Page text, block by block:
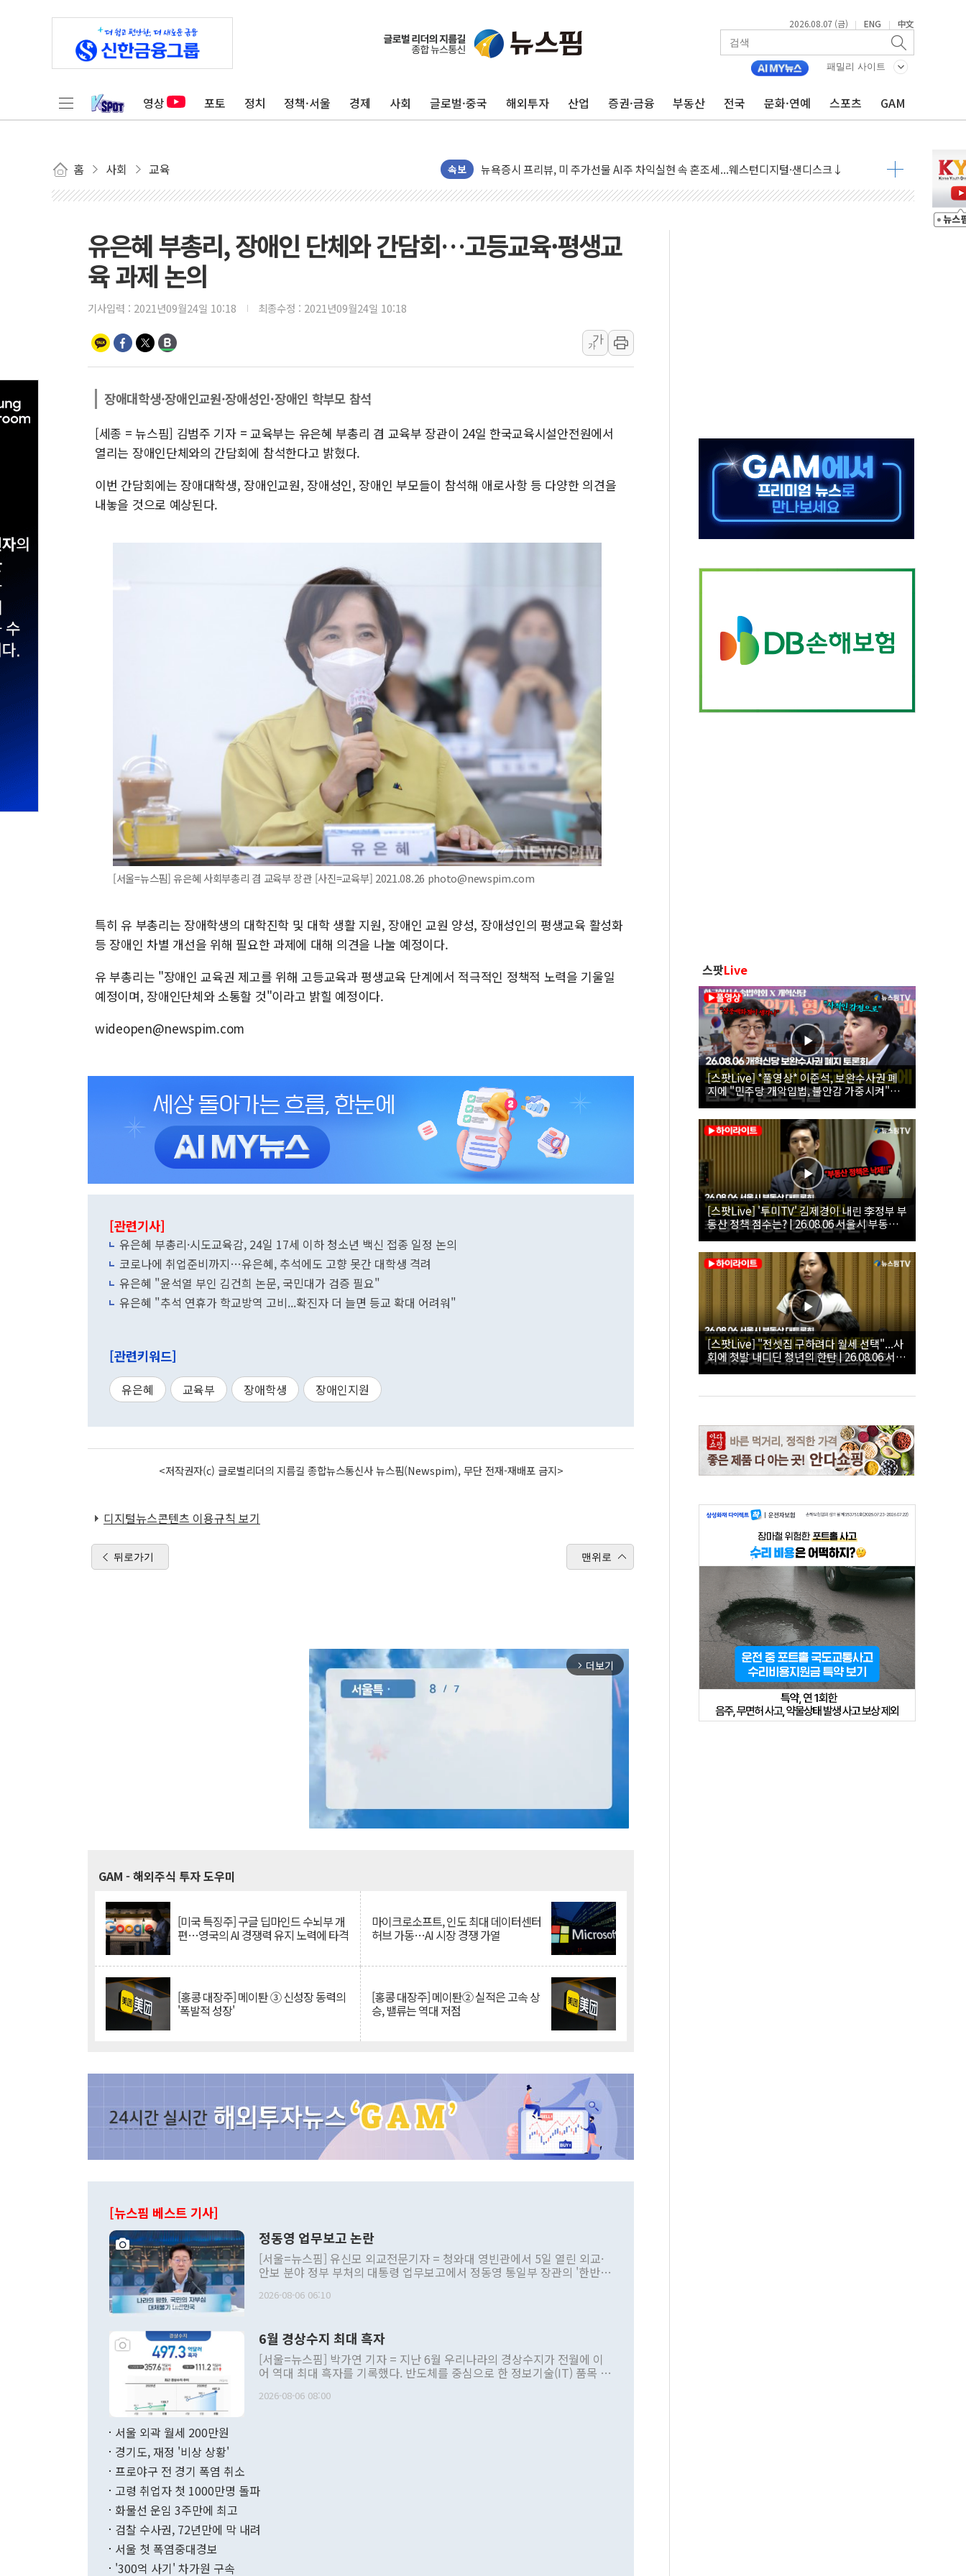
2026.08.07 (금) | ENG | 中文
패밀리 사이트
영상 포토 정치 정책·서울 경제 사회 글로벌·중국 해외투자 산업 증권·금융 부동산 전국 문화·연예 스포츠 GAM
홈 사회 교육 속보
유럽증시, 견조한 실적 소화하며 대부분 상승… "2분기 기업 순이익 21% 증가" 전망
리투아니아 국방 "러, 우크라 드론으로 나토 회원국 공격 검토… 거짓 깃발 작전"
뉴욕증시 개장 전 특징주...모더나·아이온큐·도어대시↑ VS 샌디스크·피그마·앱러빈↓
청와대, 북한 단거리 탄도미사일 발사에 긴급 안보 점검회의
금값 7주 만에 최고…美 고용 둔화·호르무즈 재개방 기대에 강세
러, 1인칭시점 드론으로 우크라 민간인 '사파리' 공격… 시민들 공포감 극대화 전략
[베트남 증시] 지수 하락 속 'DGC' 임시 주총 기대감에 홀로 상한가…마진 잔액은 사상 최고
해군 1함대 창설 80주년…지역과 함께하는 '선봉'의 대민 봉사
[3보] 북, 원산서 동해로 단거리 탄도미사일 1발 발사… 올해 10번째·42일 만 도발
주한미군 "오산기지 누출, 백린 아닌 무해한 표면 부식 물질"
구미 폐염산처리업체서 불 2시간30여분만에 진화...외국인 노동자 숨져
유은혜 부총리, 장애인 단체와 간담회…고등교육·평생교
육 과제 논의
기사입력 : 2021년09월24일 10:18 최종수정 : 2021년09월24일 10:18
가
가
장애대학생·장애인교원·장애성인·장애인 학부모 참석
[세종 = 뉴스핌] 김범주 기자 = 교육부는 유은혜 부총리 겸 교육부 장관이 24일 한국교육시설안전원에서
열리는 장애인단체와의 간담회에 참석한다고 밝혔다.
이번 간담회에는 장애대학생, 장애인교원, 장애성인, 장애인 부모들이 참석해 애로사항 등 다양한 의견을
내놓을 것으로 예상된다.
[서울=뉴스핌] 유은혜 사회부총리 겸 교육부 장관 [사진=교육부] 2021.08.26 photo@newspim.com
특히 유 부총리는 장애학생의 대학진학 및 대학 생활 지원, 장애인 교원 양성, 장애성인의 평생교육 활성화
등 장애인 차별 개선을 위해 필요한 과제에 대해 의견을 나눌 예정이다.
유 부총리는 "장애인 교육권 제고를 위해 고등교육과 평생교육 단계에서 적극적인 정책적 노력을 기울일
예정이며, 장애인단체와 소통할 것"이라고 밝힐 예정이다.
wideopen@newspim.com
[관련기사]
유은혜 부총리·시도교육감, 24일 17세 이하 청소년 백신 접종 일정 논의
코로나에 취업준비까지…유은혜, 추석에도 고향 못간 대학생 격려
유은혜 "윤석열 부인 김건희 논문, 국민대가 검증 필요"
유은혜 "추석 연휴가 학교방역 고비...확진자 더 늘면 등교 확대 어려워"
[관련키워드]
유은혜 교육부 장애학생 장애인지원
<저작권자(c) 글로벌리더의 지름길 종합뉴스통신사 뉴스핌(Newspim), 무단 전재-재배포 금지>
디지털뉴스콘텐츠 이용규칙 보기
뒤로가기 맨위로
arrow_forward_ios 더보기
GAM - 해외주식 투자 도우미
[미국 특징주] 구글 딥마인드 수뇌부 개
편…영국의 AI 경쟁력 유지 노력에 타격
마이크로소프트, 인도 최대 데이터센터
허브 가동…AI 시장 경쟁 가열
[홍콩 대장주] 메이퇀 ③ 신성장 동력의
'폭발적 성장'
[홍콩 대장주] 메이퇀② 실적은 고속 상
승, 밸류는 역대 저점
[뉴스핌 베스트 기사]
정동영 업무보고 논란
[서울=뉴스핌] 유신모 외교전문기자 = 청와대 영빈관에서 5일 열린 외교·
안보 분야 정부 부처의 대통령 업무보고에서 정동영 통일부 장관의 '한반도
발언 중에는 정부 내 조율을 거치지 않은 사안을 정책으로 추진하겠다고 공
주의적 희망에 근거한 비현실적 구상'이라는 비판을 내놨다. 그동안 정 장
관의 대북 정책 관련 발언이 물의를 빚은 적은 여러 번 있지만 대통령과 유
관 부처 장관이 공개적으로 부정적 입장을 표명한 것은 이례적이다. 정 장
관의 무리한 대북 접근법과 월권을 제어해야 한다는 목소리도 높아지고 있
다. [정동영 통일부 장관이 지난달 23일 오후 서울 종로구 정부서울청사에
무너졌다고도 했다. 또 "현 시점에서 흘러간 선(先)비핵화만 되뇌는 것은
함께 4자 대화의 동력을 확보하기 위해 최선을 다할 것"이라고 말했다. 하
2026-08-06 06:10
6월 경상수지 최대 흑자
[서울=뉴스핌] 박가연 기자 = 지난 6월 우리나라의 경상수지가 전월에 이
어 역대 최대 흑자를 기록했다. 반도체를 중심으로 한 정보기술(IT) 품목 수
료=한국은행] 한국은행이 6일 발표한 '2026년 6월 국제수지(잠정)'에 따르
며 월간 기준 처음으로 1000억달러를 넘어섰다. 상품수입은 644억8000만
196.9% 급증했고 컴퓨터·주변기기(SSD)는 282.7% 증가했다. IT 품목
수출은 160.4% 늘었으며 비IT 품목도 ▲석유제품(47.5%) ▲화공품
2026-08-06 08:00
서울 외곽 월세 200만원
경기도, 재정 '비상 상황'
프로야구 전 경기 폭염 취소
고령 취업자 첫 1000만명 돌파
화물선 운임 3주만에 최고
검찰 수사권, 72년만에 막 내려
서울 첫 폭염중대경보
'300억 사기' 차가원 구속
스팟Live
[스팟Live] *풀영상* 이준석, 보완수사권 폐
지에 "민주당 개악입법, 불안감 가중시켜"｜
26.08.06 개혁신당 보완수사권 폐지 토론회
[스팟Live] '투미TV' 김제경이 내린 李정부 부
동산 정책 점수는? | 26.08.06 서울시 부동산
대토론회
[스팟Live] "전셋집 구하려다 월세 선택"...사
회에 첫발 내디딘 청년의 한탄 | 26.08.06 서울
시 부동산 대토론회